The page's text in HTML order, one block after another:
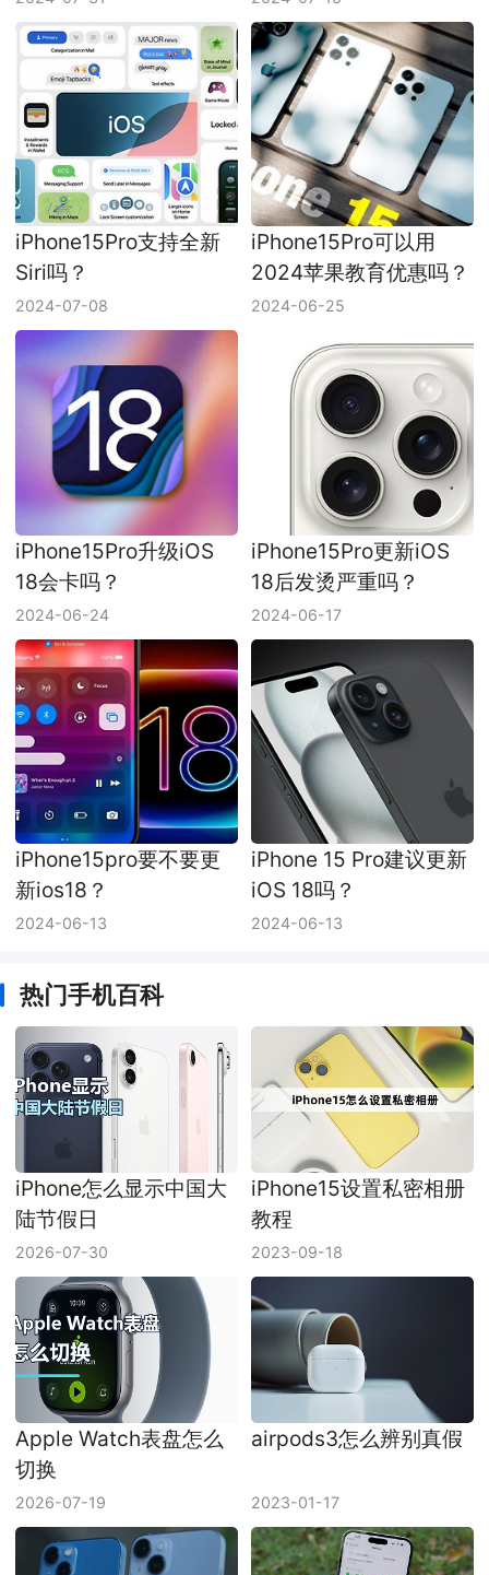
iPhone15Pro支持全新
Siri吗？
2024-07-08
iPhone15Pro可以用
2024苹果教育优惠吗？
2024-06-25
iPhone15Pro升级iOS
18会卡吗？
2024-06-24
iPhone15Pro更新iOS
18后发烫严重吗？
2024-06-17
iPhone15pro要不要更
新ios18？
2024-06-13
iPhone 15 Pro建议更新
iOS 18吗？
2024-06-13
热门手机百科
iPhone怎么显示中国大
陆节假日
2026-07-30
iPhone15设置私密相册
教程
2023-09-18
Apple Watch表盘怎么
切换
2026-07-19
airpods3怎么辨别真假
2023-01-17